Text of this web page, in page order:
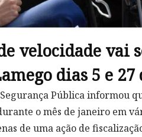
velocidade vai
dias 5 e
Pública informou
o mês de janeiro em
de uma ação de